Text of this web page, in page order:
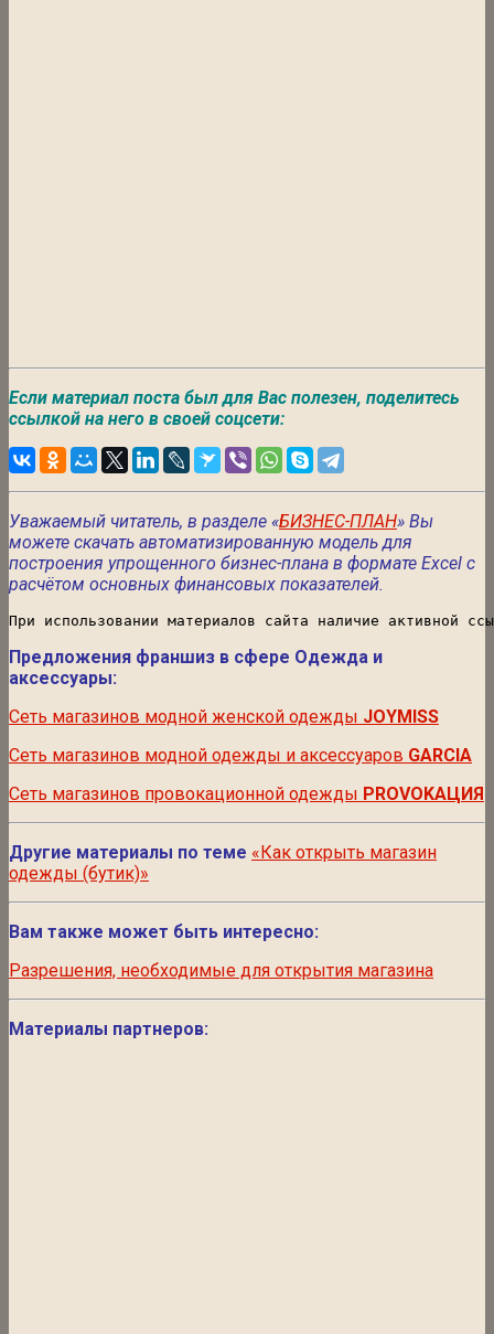
Если материал поста был для Вас полезен, поделитесь
ссылкой на него в своей соцсети:
Уважаемый читатель, в разделе «БИЗНЕС-ПЛАН» Вы
можете скачать автоматизированную модель для
построения упрощенного бизнес-плана в формате Excel с
расчётом основных финансовых показателей.
При использовании материалов сайта наличие активной
Предложения франшиз в сфере Одежда и
аксессуары:
Сеть магазинов модной женской одежды JOYMISS
Сеть магазинов модной одежды и аксессуаров GARCIA
Сеть магазинов провокационной одежды PROVOKAЦИЯ
Другие материалы по теме «Как открыть магазин
одежды (бутик)»
Вам также может быть интересно:
Разрешения, необходимые для открытия магазина
Материалы партнеров: